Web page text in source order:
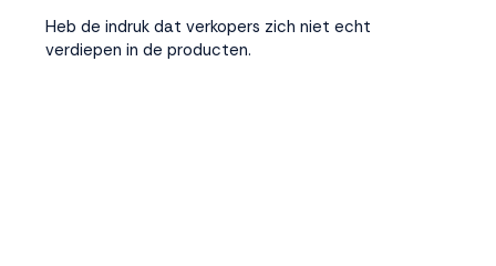
Heb de indruk dat verkopers zich niet echt
verdiepen in de producten.